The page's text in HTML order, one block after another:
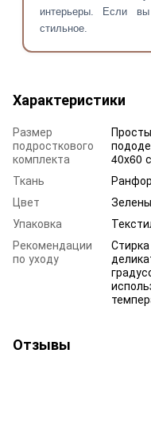
интерьеры. Если
стильное.
Характеристики
Размер
подросткового
комплекта
40х60
Ткань
Цвет
Упаковка
Рекомендации
по уходу
Отзывы